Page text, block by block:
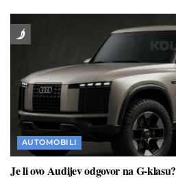
AUTOMOBILI
Je li ovo Audijev odgovor na G-klasu?